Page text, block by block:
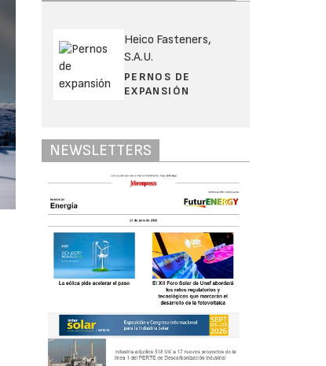
Heico Fasteners,
S.A.U.
PERNOS DE
EXPANSIÓN
NEWSLETTERS